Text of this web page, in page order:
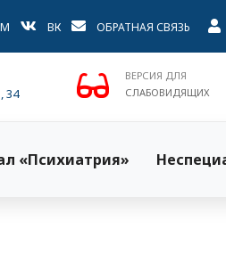
ВК ОБРАТНАЯ СВЯЗЬ
34
ВЕРСИЯ ДЛЯ
СЛАБОВИДЯЩИХ
«Психиатрия»